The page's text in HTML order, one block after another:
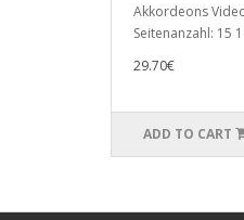
Akkordeons
Seitenanzahl: 15
29.70€
ADD TO CART